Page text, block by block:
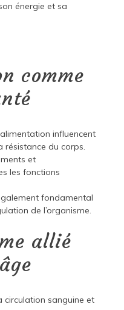
énergie et sa
comme
influencent
résistance du corps.
et
les fonctions
fondamental
de l’organisme.
allié
circulation sanguine et